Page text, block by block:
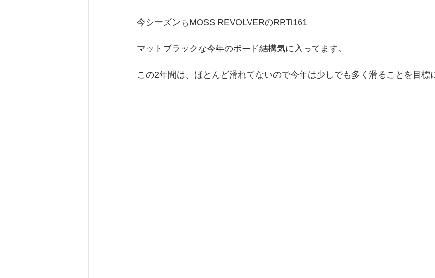
今シーズンもMOSS REVOLVERのRRTi161
マットブラックな今年のボード結構気に入ってます。
この2年間は、ほとんど滑れてないので今年は少しでも多く滑ることを目標